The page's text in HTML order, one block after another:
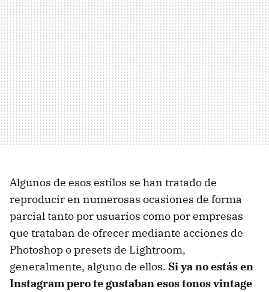
Algunos de esos estilos se han tratado de
reproducir en numerosas ocasiones de forma
parcial tanto por usuarios como por empresas
que trataban de ofrecer mediante acciones de
Photoshop o presets de Lightroom,
generalmente, alguno de ellos. Si ya no estás en
Instagram pero te gustaban esos tonos vintage